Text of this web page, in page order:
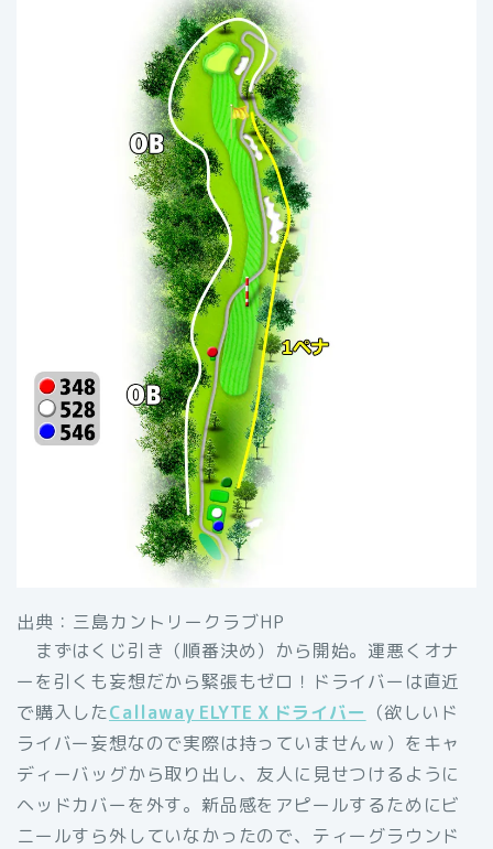
出典：三島カントリークラブHP
まずはくじ引き（順番決め）から開始。運悪くオナ
ーを引くも妄想だから緊張もゼロ！ドライバーは直近
で購入したCallaway ELYTE X ドライバー （欲しいド
ライバー妄想なので実際は持っていませんｗ）をキャ
ディーバッグから取り出し、友人に見せつけるように
ヘッドカバーを外す。新品感をアピールするためにビ
ニールすら外していなかったので、ティーグラウンド